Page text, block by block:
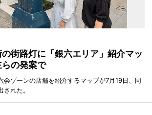
街路灯に「銀六エリア」紹介マッ
の発案で
会ゾーンの店舗を紹介するマップが7月19日、同
れた。